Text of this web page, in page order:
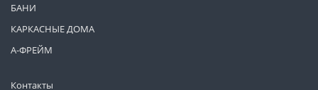
Контакты
БАНИ
КАРКАСНЫЕ ДОМА
А-ФРЕЙМ